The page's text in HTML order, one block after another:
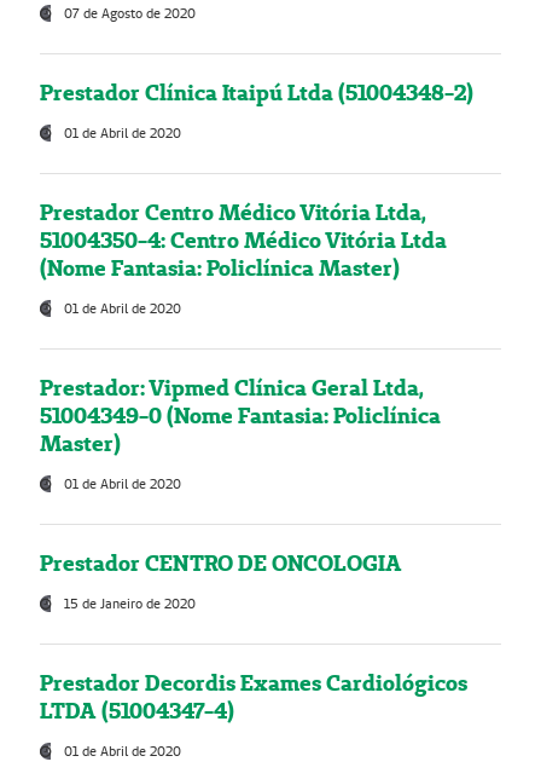
07 de Agosto de 2020
Prestador Clínica Itaipú Ltda (51004348-2)
01 de Abril de 2020
Prestador Centro Médico Vitória Ltda,
51004350-4: Centro Médico Vitória Ltda
(Nome Fantasia: Policlínica Master)
01 de Abril de 2020
Prestador: Vipmed Clínica Geral Ltda,
51004349-0 (Nome Fantasia: Policlínica
Master)
01 de Abril de 2020
Prestador CENTRO DE ONCOLOGIA
15 de Janeiro de 2020
Prestador Decordis Exames Cardiológicos
LTDA (51004347-4)
01 de Abril de 2020